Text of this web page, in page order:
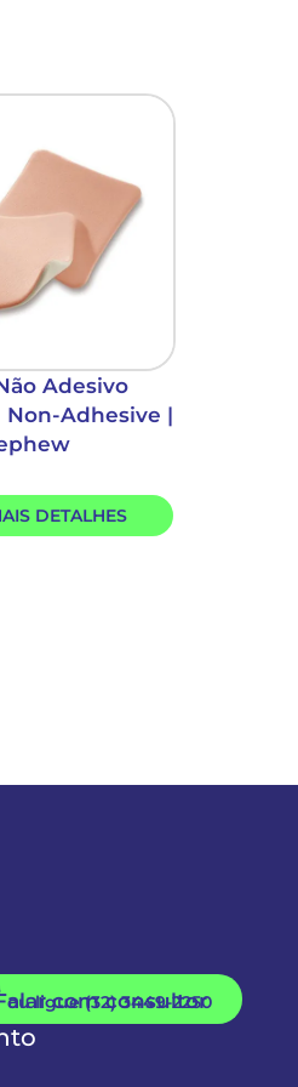
Adesivo
Adhesive |
DETALHES
com consultor
ou ligue (32) 3449-2250